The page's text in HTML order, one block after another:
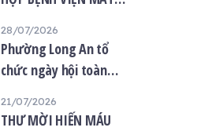
MẮT MIỄN PHÍ CHO 120
NGƯỜI DÂN
28/07/2026
Phường Long An tổ
chức ngày hội toàn
quốc năm 2026
21/07/2026
THƯ MỜI HIẾN MÁU